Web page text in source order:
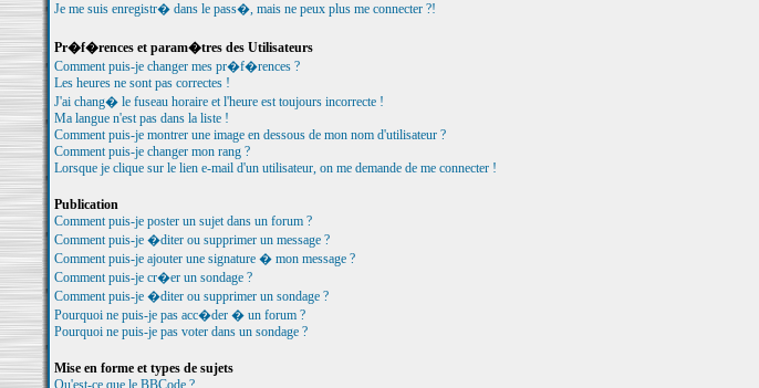
Je me suis enregistr� dans le pass�, mais ne peux plus me connecter ?!
Pr�f�rences et param�tres des Utilisateurs
Comment puis-je changer mes pr�f�rences ?
Les heures ne sont pas correctes !
J'ai chang� le fuseau horaire et l'heure est toujours incorrecte !
Ma langue n'est pas dans la liste !
Comment puis-je montrer une image en dessous de mon nom d'utilisateur ?
Comment puis-je changer mon rang ?
Lorsque je clique sur le lien e-mail d'un utilisateur, on me demande de me connecter !
Publication
Comment puis-je poster un sujet dans un forum ?
Comment puis-je �diter ou supprimer un message ?
Comment puis-je ajouter une signature � mon message ?
Comment puis-je cr�er un sondage ?
Comment puis-je �diter ou supprimer un sondage ?
Pourquoi ne puis-je pas acc�der � un forum ?
Pourquoi ne puis-je pas voter dans un sondage ?
Mise en forme et types de sujets
Qu'est-ce que le BBCode ?